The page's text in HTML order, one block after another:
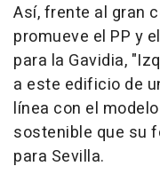
Así, frente al gran
promueve el PP y
para la Gavidia,
a este edificio de
línea con el
sostenible que su
para Sevilla.